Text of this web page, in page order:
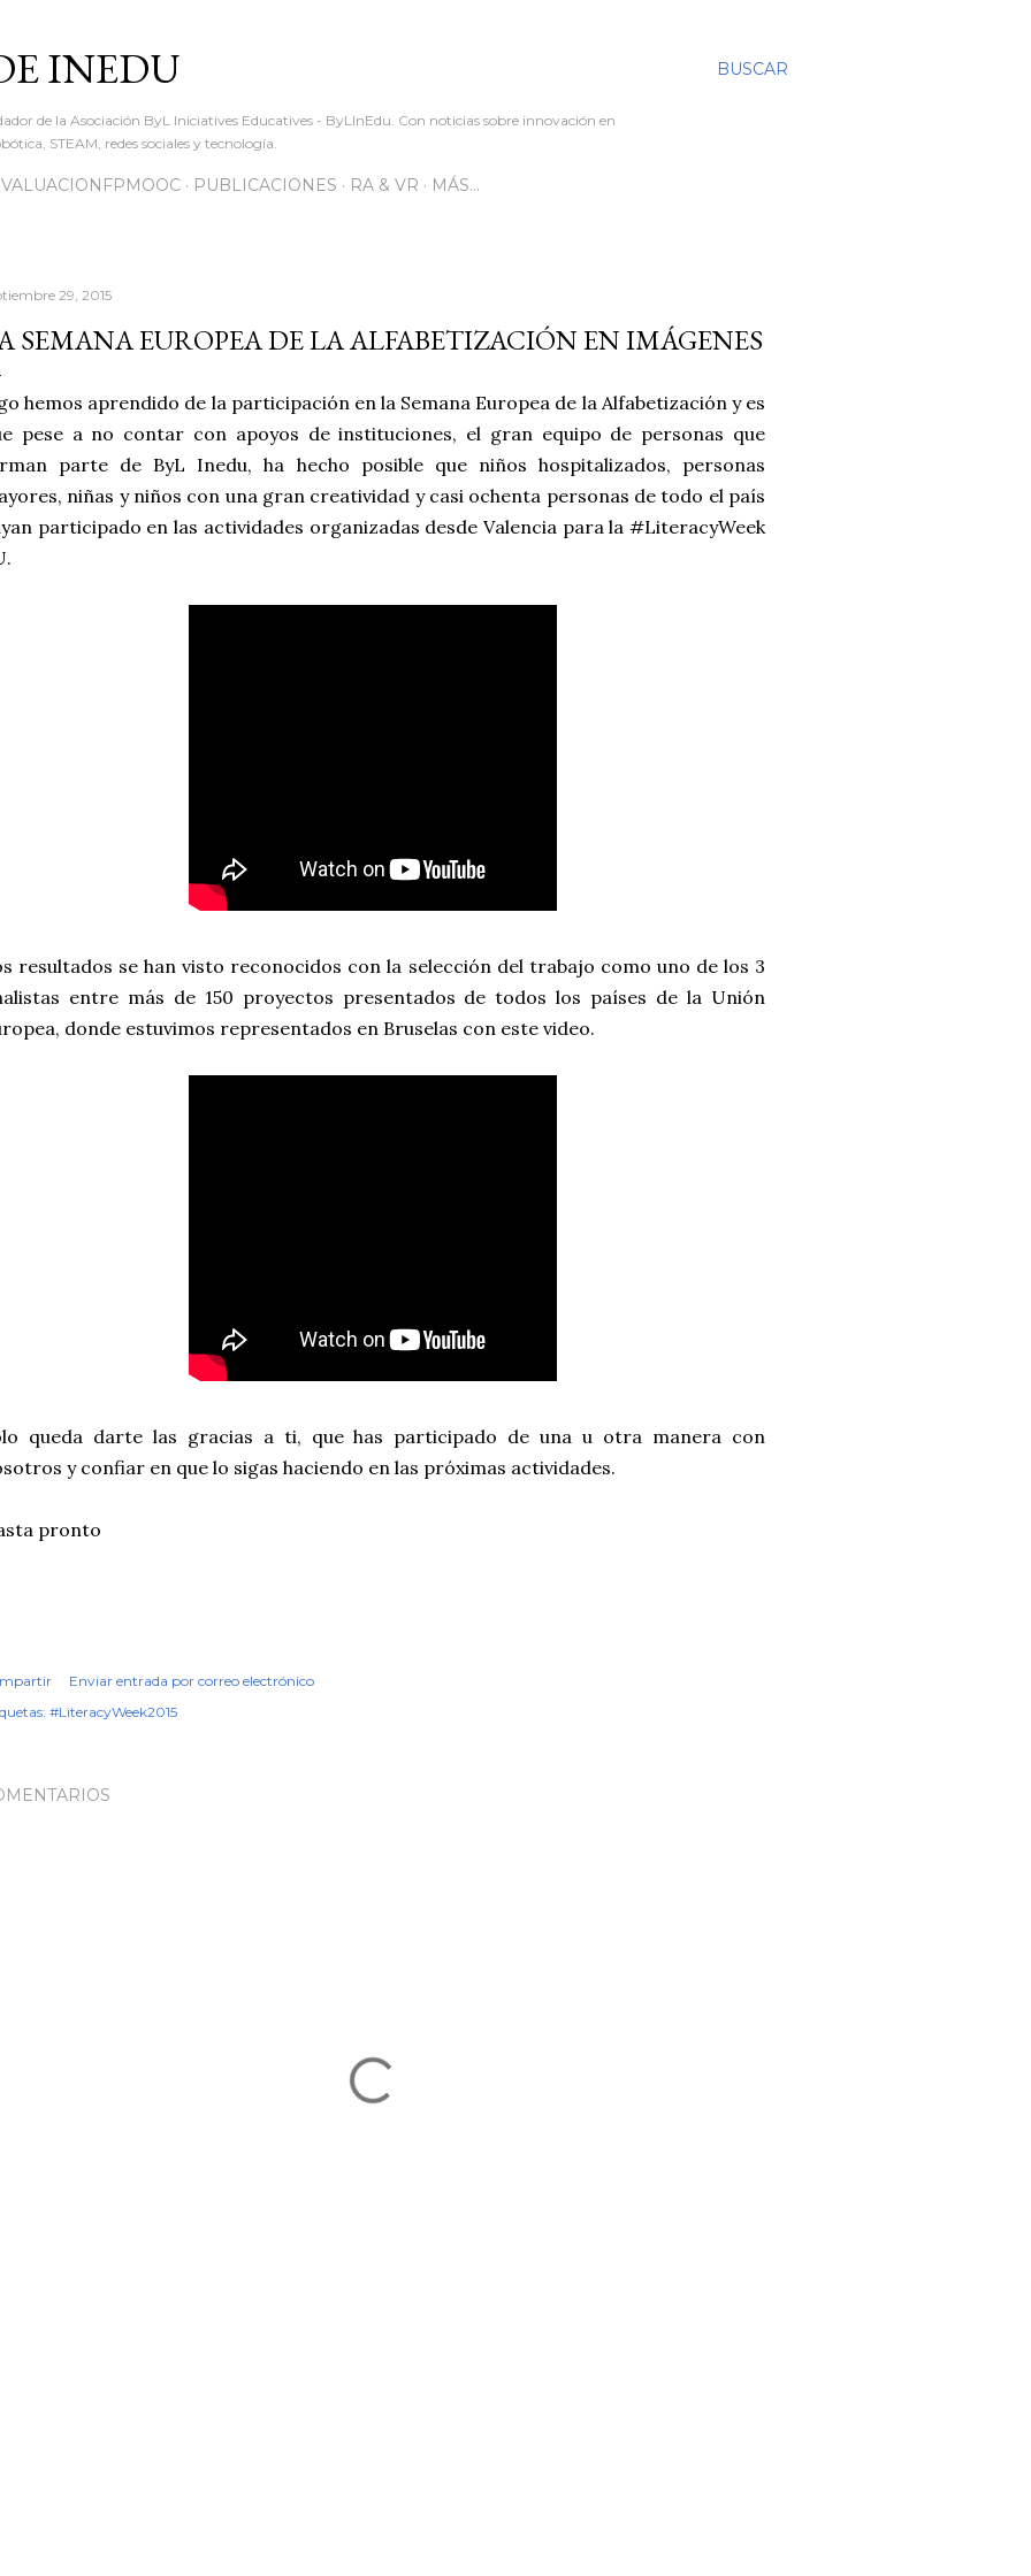
BUSCAR
INEDU
de la Asociación ByL Iniciatives Educatives - ByLInEdu. Con noticias sobre innovación en
STEAM, redes sociales y tecnología.
PUBLICACIONES RA & VR MÁS…
29, 2015
SEMANA EUROPEA DE LA ALFABETIZACIÓN EN IMÁGENES
hemos aprendido de la participación en la Semana Europea de la Alfabetización y es
pese a no contar con apoyos de instituciones, el gran equipo de personas que
parte de ByL Inedu, ha hecho posible que niños hospitalizados, personas
niñas y niños con una gran creatividad y casi ochenta personas de todo el país
participado en las actividades organizadas desde Valencia para la #LiteracyWeek
resultados se han visto reconocidos con la selección del trabajo como uno de los 3
entre más de 150 proyectos presentados de todos los países de la Unión
donde estuvimos representados en Bruselas con este video.
queda darte las gracias a ti, que has participado de una u otra manera con
y confiar en que lo sigas haciendo en las próximas actividades.
pronto
Enviar entrada por correo electrónico
#LiteracyWeek2015